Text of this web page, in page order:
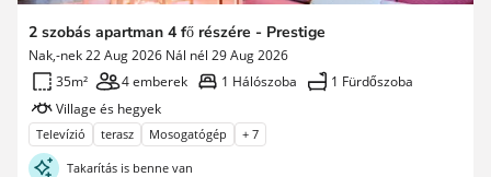
2 szobás apartman 4 fő részére - Prestige
Nak,-nek 22 Aug 2026 Nál nél 29 Aug 2026
35m²
4 emberek 1 Hálószoba
1 Fürdőszoba
Village és hegyek
Televízió terasz Mosogatógép + 7
Takarítás is benne van